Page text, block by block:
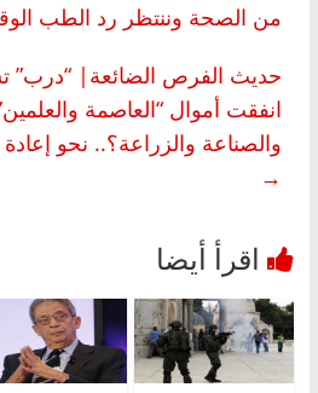
من الصحة وننتظر رد الطب
حديث الفرص الضائعة| “درب”
انفقت أموال “العاصمة
والصناعة والزراعة؟.. نحو إعادة
→